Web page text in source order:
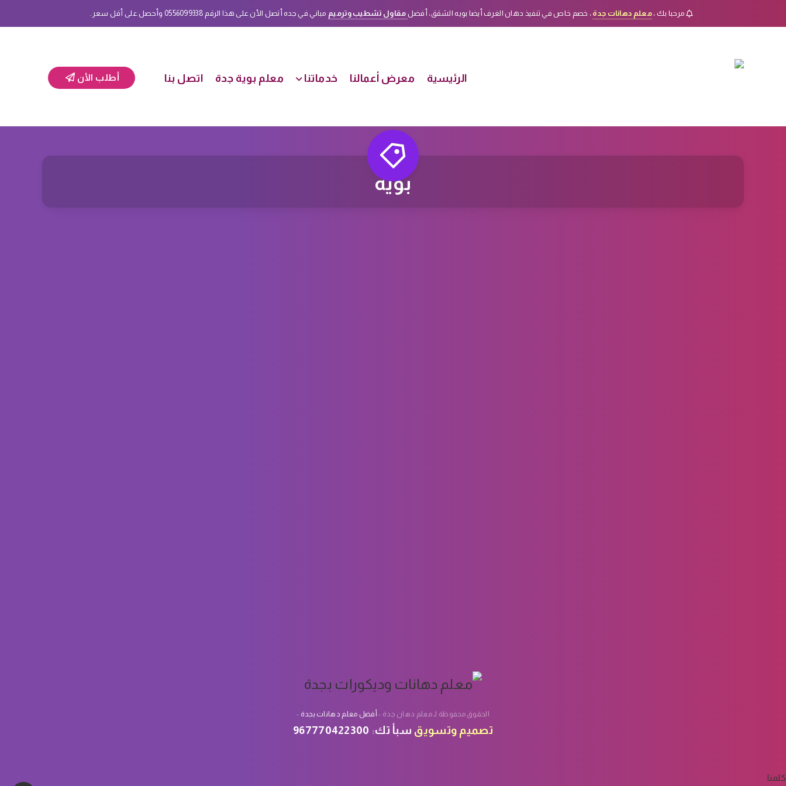
مرحبا بك ،معلم دهانات جدة ، خصم خاص في تنفيذ دهان الغرف أيضا بويه الشقق، أفضل مقاول تشطيب وترميم مباني في جده أتصل الأن على هذا الرقم 0556099338 وأحصل على أقل سعر.
الرئيسية معرض أعمالنا خدماتنا معلم بوية جدة اتصل بنا أطلب الأن
بويه
الحقوق محفوظة لـ معلم دهان جدة - أفضل معلم دهانات بجدة -
تصميم وتسويق سبأ تك:
967770422300
كلمنا